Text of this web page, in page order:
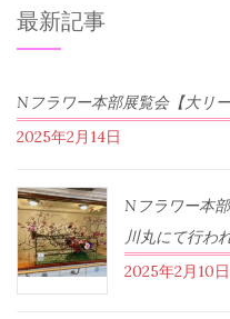
最新記事
Nフラワー本部展覧会【大リ
2025年2月14日
Nフラワー本
川丸にて行わ
2025年2月10日